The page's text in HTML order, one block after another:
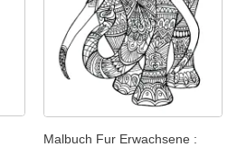
Malbuch Fur Erwachsene :